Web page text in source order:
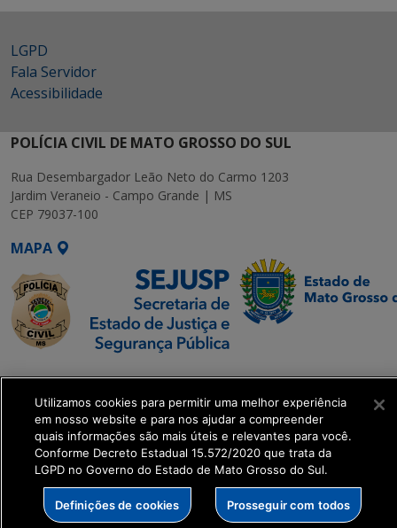
LGPD
Fala Servidor
Acessibilidade
POLÍCIA CIVIL DE MATO GROSSO DO SUL
Rua Desembargador Leão Neto do Carmo 1203
Jardim Veraneio - Campo Grande | MS
CEP 79037-100
MAPA
SETDIG | Secretaria-
Executiva de
Transformação Digital
get_footer();
Utilizamos cookies para permitir uma melhor experiência
em nosso website e para nos ajudar a compreender
quais informações são mais úteis e relevantes para você.
Conforme Decreto Estadual 15.572/2020 que trata da
LGPD no Governo do Estado de Mato Grosso do Sul.
Definições de cookies Prosseguir com todos